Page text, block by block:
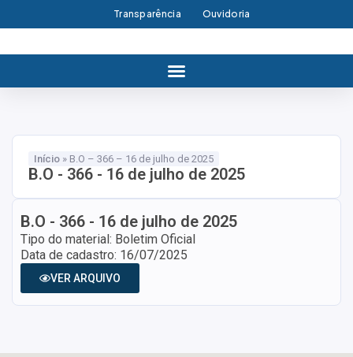
Transparência Ouvidoria
Início » B.O – 366 – 16 de julho de 2025
B.O - 366 - 16 de julho de 2025
B.O - 366 - 16 de julho de 2025
Tipo do material: Boletim Oficial
Data de cadastro: 16/07/2025
VER ARQUIVO